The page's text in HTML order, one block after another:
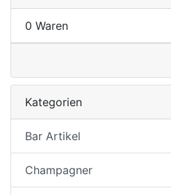
0 Waren
Kategorien
Bar Artikel
Champagner